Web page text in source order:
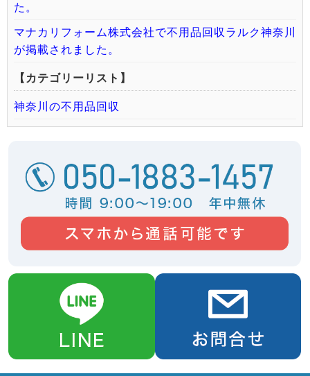
た。
マナカリフォーム株式会社で不用品回収ラルク神奈川
が掲載されました。
【カテゴリーリスト】
神奈川の不用品回収